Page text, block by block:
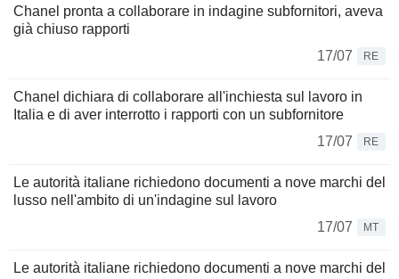
Chanel pronta a collaborare in indagine subfornitori, aveva
già chiuso rapporti
17/07
RE
Chanel dichiara di collaborare all'inchiesta sul lavoro in
Italia e di aver interrotto i rapporti con un subfornitore
17/07
RE
Le autorità italiane richiedono documenti a nove marchi del
lusso nell'ambito di un'indagine sul lavoro
17/07
MT
Le autorità italiane richiedono documenti a nove marchi del